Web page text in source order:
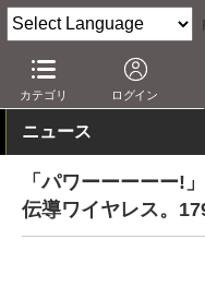
カテゴリ ログイン
AV Watch 製品 ヘッド
ニュース
「パワーーーーー!
伝導ワイヤレス。